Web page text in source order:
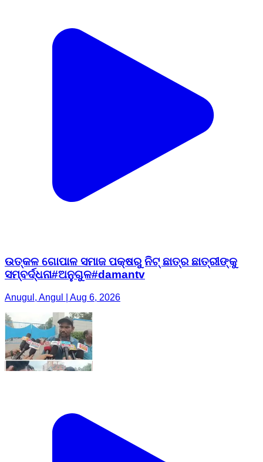
ଉତ୍କଳ ଗୋପାଳ ସମାଜ ପକ୍ଷରୁ ନିଟ୍ ଛାତ୍ର ଛାତ୍ରୀଙ୍କୁ
ସମ୍ବର୍ଦ୍ଧନା#ଅନୁଗୁଳ#damantv
Anugul, Angul | Aug 6, 2026